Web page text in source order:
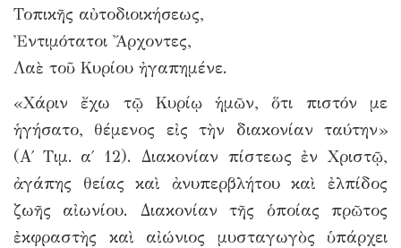
Τοπικῆς αὐτοδιοικήσεως,
Ἐντιμότατοι Ἄρχοντες,
Λαὲ τοῦ Κυρίου ἠγαπημένε.
«Χάριν ἔχω τῷ Κυρίῳ ἡμῶν, ὅτι πιστόν με
ἡγήσατο, θέμενος εἰς τὴν διακονίαν ταύτην»
(Α΄ Τιμ. α΄ 12). Διακονίαν πίστεως ἐν Χριστῷ,
ἀγάπης θείας καὶ ἀνυπερβλήτου καὶ ἐλπίδος
ζωῆς αἰωνίου. Διακονίαν τῆς ὁποίας πρῶτος
ἐκφραστὴς καὶ αἰώνιος μυσταγωγὸς ὑπάρχει